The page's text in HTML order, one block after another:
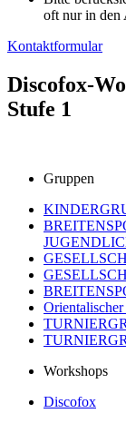
oft nur in den
Kontaktformular
Discofox-
Stufe 1
Gruppen
Orientalischer
Workshops
Discofox